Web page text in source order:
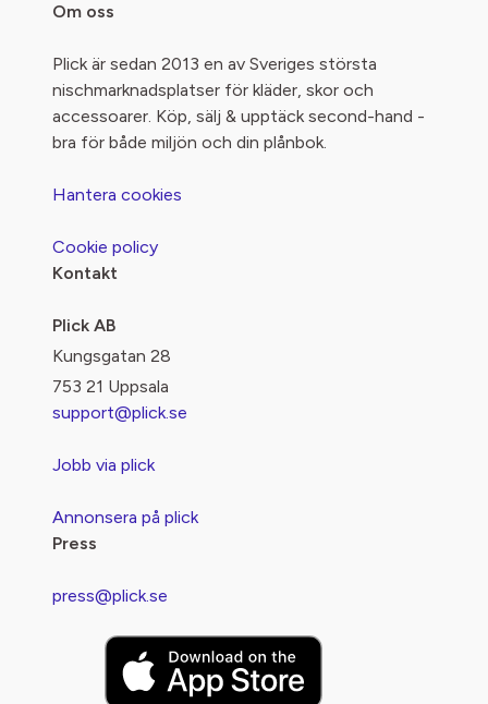
Om oss
Plick är sedan 2013 en av Sveriges största
nischmarknadsplatser för kläder, skor och
accessoarer. Köp, sälj & upptäck second-hand -
bra för både miljön och din plånbok.
Hantera cookies
Cookie policy
Kontakt
Plick AB
Kungsgatan 28
753 21 Uppsala
support@plick.se
Jobb via plick
Annonsera på plick
Press
press@plick.se